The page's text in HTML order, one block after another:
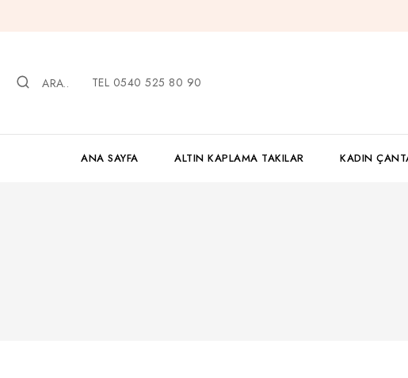
ARA.. TEL 0540 525 80 90
ANA SAYFA ALTIN KAPLAMA TAKILAR KADIN